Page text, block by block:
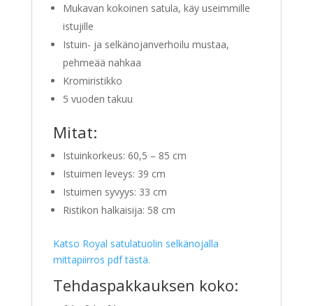
Mukavan kokoinen satula, käy useimmille
istujille
Istuin- ja selkänojanverhoilu mustaa,
pehmeää nahkaa
Kromiristikko
5 vuoden takuu
Mitat:
Istuinkorkeus: 60,5 – 85 cm
Istuimen leveys: 39 cm
Istuimen syvyys: 33 cm
Ristikon halkaisija: 58 cm
Katso Royal satulatuolin selkänojalla
mittapiirros pdf tästä.
Tehdaspakkauksen koko: